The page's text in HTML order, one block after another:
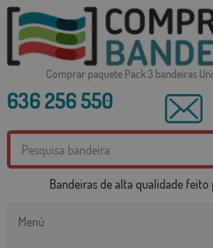
Comprar paquete Pack 3 bandeiras
636 256 550
Bandeiras de alta qualidade feito
Menú